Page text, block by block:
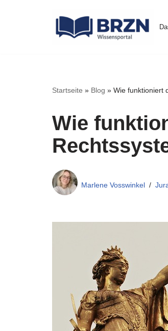
Startseite » Blog » Wie funktioniert
Wie
Marlene Vosswinkel